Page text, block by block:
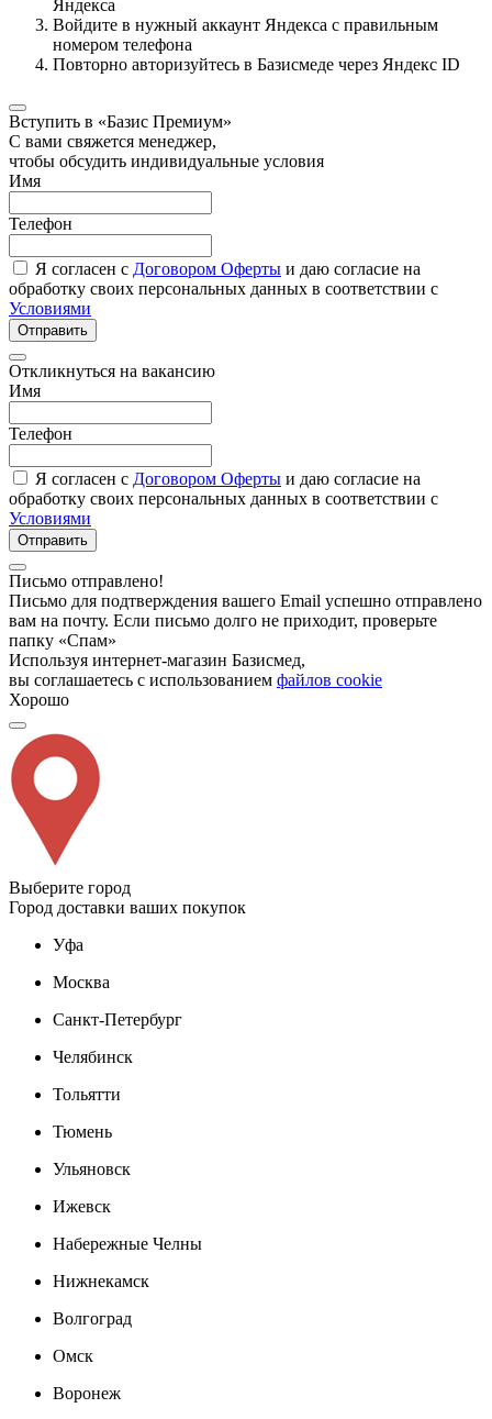
Яндекса
Войдите в нужный аккаунт Яндекса с правильным
номером телефона
Повторно авторизуйтесь в Базисмеде через Яндекс ID
Вступить в «Базис Премиум»
С вами свяжется менеджер,
чтобы обсудить индивидуальные условия
Имя
Телефон
Я согласен с Договором Оферты и даю согласие на
обработку своих персональных данных в соответствии с
Условиями
Отправить
Откликнуться на вакансию
Имя
Телефон
Я согласен с Договором Оферты и даю согласие на
обработку своих персональных данных в соответствии с
Условиями
Отправить
Письмо отправлено!
Письмо для подтверждения вашего Email успешно отправлено
вам на почту. Если письмо долго не приходит, проверьте
папку «Спам»
Используя интернет-магазин Базисмед,
вы соглашаетесь с использованием файлов cookie
Хорошо
Выберите город
Город доставки ваших покупок
Уфа
Москва
Санкт-Петербург
Челябинск
Тольятти
Тюмень
Ульяновск
Ижевск
Набережные Челны
Нижнекамск
Волгоград
Омск
Воронеж